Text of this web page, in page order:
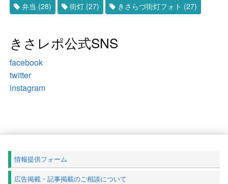
弁当 (28) 街灯 (27) きさらづ街灯フォト (27)
きさレポ公式SNS
facebook
twitter
instagram
情報提供フォーム
広告掲載・記事掲載のご相談について